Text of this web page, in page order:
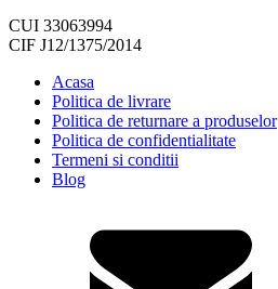
CUI 33063994
CIF J12/1375/2014
Acasa
Politica de livrare
Politica de returnare a produselor
Politica de confidentialitate
Termeni si conditii
Blog